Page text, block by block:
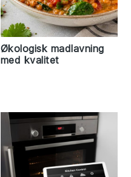
Økologisk madlavning
med kvalitet